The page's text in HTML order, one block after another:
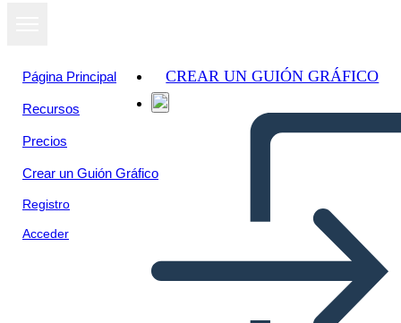
Página Principal
Recursos
Precios
Crear un Guión Gráfico
Registro
Acceder
CREAR UN GUIÓN GRÁFICO
Ver como
presentación